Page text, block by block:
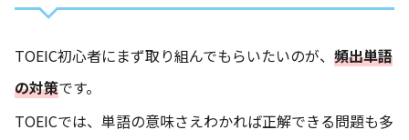
TOEIC初心者にまず取り組んでもらいたいのが、 頻出単語
の対策です。
TOEICでは、単語の意味さえわかれば正解できる問題も多